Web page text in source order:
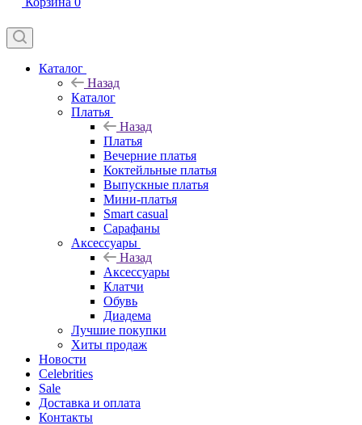
Каталог
Назад
Каталог
Платья
Назад
Платья
Вечерние платья
Коктейльные платья
Выпускные платья
Мини-платья
Smart casual
Сарафаны
Аксессуары
Назад
Аксессуары
Клатчи
Обувь
Диадема
Лучшие покупки
Хиты продаж
Новости
Celebrities
Sale
Доставка и оплата
Контакты